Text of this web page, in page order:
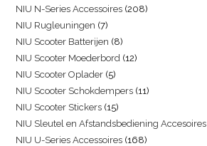
NIU N-Series Accessoires 208
NIU Rugleuningen 7
NIU Scooter Batterijen 8
NIU Scooter Moederbord 12
NIU Scooter Oplader 5
NIU Scooter Schokdempers 11
NIU Scooter Stickers 15
NIU Sleutel en Afstandsbediening Accesoires
NIU U-Series Accessoires 168